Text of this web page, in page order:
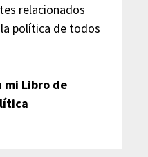
relacionados
política de todos
mi Libro de